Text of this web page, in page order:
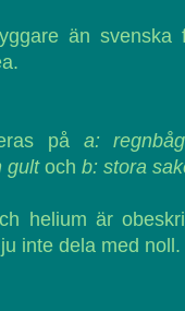
än svenska
på a:
gultoch b: stora
helium är
inte dela med noll.